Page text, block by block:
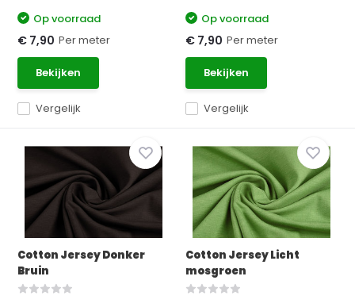
Vergelijk
Op voorraad
€ 7,90 Per meter
Bekijken
Vergelijk
Op voorraad
€ 7,90 Per meter
Bekijken
Cotton Jersey Donker
Bruin
Cotton Jersey Licht
mosgroen